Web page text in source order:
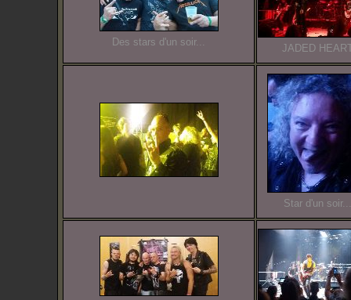
Des stars d'un soir...
JADED
Star d'un soir...